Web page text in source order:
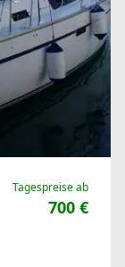
Tagespreise ab
700 €